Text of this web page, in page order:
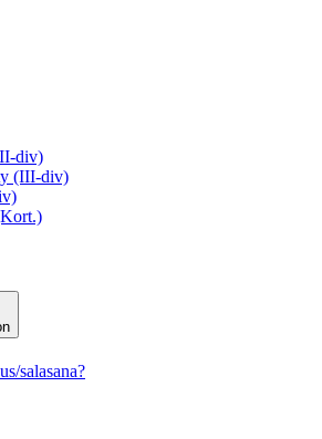
div)
(III-div)
salasana?